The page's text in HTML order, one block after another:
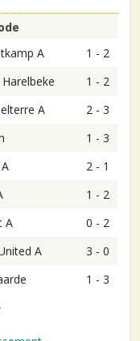
A
1 - 2
1 - 2
A
2 - 3
1 - 3
2 - 1
1 - 2
A
0 - 2
A
3 - 0
1 - 3